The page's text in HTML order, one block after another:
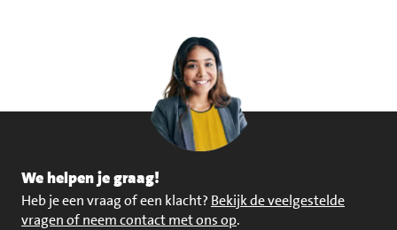
We helpen je graag!
Heb je een vraag of een klacht? Bekijk de veelgestelde
vragen of neem contact met ons op.